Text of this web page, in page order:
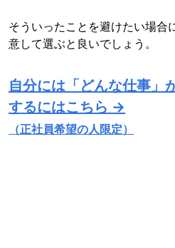
そういったことを避けたい場合
意して選ぶと良いでしょう。
自分には「どんな仕事」
するにはこちら →
（正社員希望の人限定）